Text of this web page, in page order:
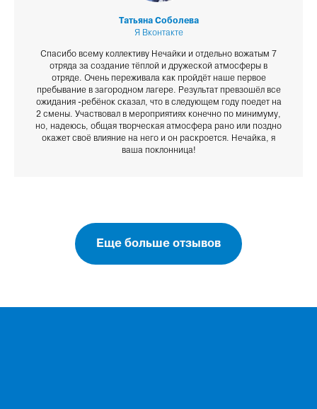
Татьяна Соболева
Я Вконтакте
Спасибо всему коллективу Нечайки и отдельно вожатым 7
отряда за создание тёплой и дружеской атмосферы в
отряде. Очень переживала как пройдёт наше первое
пребывание в загородном лагере. Результат превзошёл все
ожидания -ребёнок сказал, что в следующем году поедет на
2 смены. Участвовал в мероприятиях конечно по минимуму,
но, надеюсь, общая творческая атмосфера рано или поздно
окажет своё влияние на него и он раскроется. Нечайка, я
ваша поклонница!
Еще больше отзывов